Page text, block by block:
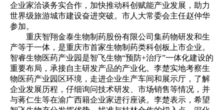
企业家洽谈务实合作，加快推动科创赋能产业发展，助力
世界级旅游城市建设奋进突破。市人大常委会主任赵仲华
参加。
重庆智翔金泰生物制药股份有限公司集药物研发和生
产等于一体，是重庆市首家生物制药类科创板上市企业。
智睿生物医药产业园是智飞生物“预防+治疗”一体化建设的
重要布局，承接自主研发产品的产业化。李楚实地考察生
物医药产业园区环境，走进企业生产车间和展示厅，了解
企业发展历程，仔细询问技术研发、市场销售等情况，并
与蒋仁生等在渝广西籍企业家进行座谈。李楚表示，希望